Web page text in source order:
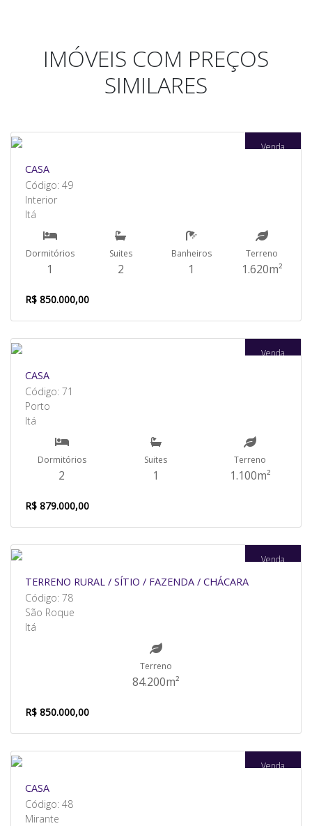
IMÓVEIS COM PREÇOS
SIMILARES
Venda
CASA
Código: 49
Interior
Itá
Dormitórios
1
Suites
2
Banheiros
1
Terreno
1.620m²
R$ 850.000,00
Venda
CASA
Código: 71
Porto
Itá
Dormitórios
2
Suites
1
Terreno
1.100m²
R$ 879.000,00
Venda
TERRENO RURAL / SÍTIO / FAZENDA / CHÁCARA
Código: 78
São Roque
Itá
Terreno
84.200m²
R$ 850.000,00
Venda
CASA
Código: 48
Mirante